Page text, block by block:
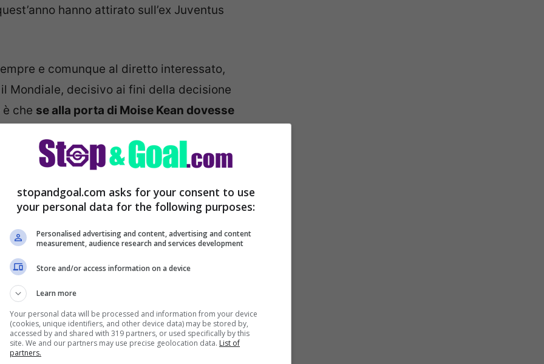
hanno attirato sull’ex Juventus
e comunque al diretto interessato,
Mondiale, decisivo ai fini della decisione
che se alla porta di Moise Kean dovesse
italiano non esiterebbe neanche
questo è quello che dovrebbe
sarebbe stata contattata da una grande
esitazioni laclausola rescissoriadel
del suo attacco nella prossima stagione.
di Tuttosport
Kean.Complice l’incertezza legata non
quanto alle sue condizioni fisiche,
italiano per dare al polacco quel
e che l’anno prossimo, a 37 anni suonati,
impegni che il Barça affronterà.
stopandgoal.com asks for your consent to use
your personal data for the following purposes:
Personalised advertising and content, advertising and content
measurement, audience research and services development
Store and/or access information on a device
Learn more
Your personal data will be processed and information from your device
(cookies, unique identifiers, and other device data) may be stored by,
accessed by and shared with 319 partners, or used specifically by this
site. We and our partners may use precise geolocation data. List of
partners.